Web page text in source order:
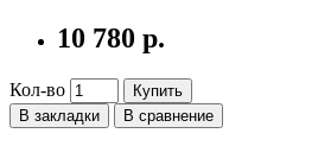
10 780 р.
Кол-во
Купить
В закладки
В сравнение